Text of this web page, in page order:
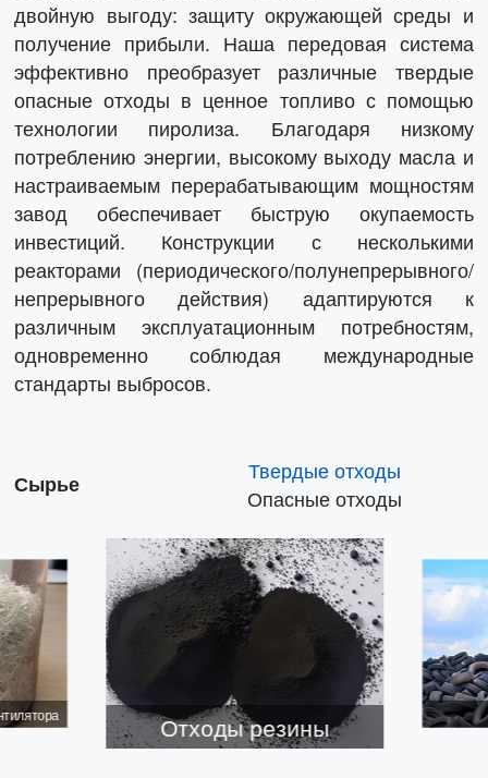
двойную выгоду: защиту окружающей среды и
получение прибыли. Наша передовая система
эффективно преобразует различные твердые
опасные отходы в ценное топливо с помощью
технологии пиролиза. Благодаря низкому
потреблению энергии, высокому выходу масла и
настраиваемым перерабатывающим мощностям
завод обеспечивает быструю окупаемость
инвестиций. Конструкции с несколькими
реакторами (периодического/полунепрерывного/
непрерывного действия) адаптируются к
различным эксплуатационным потребностям,
одновременно соблюдая международные
стандарты выбросов.
Сырье
Твердые отходы
Опасные отходы
Отходы резины